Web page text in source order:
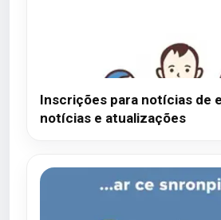
Inscrições para notícias de
notícias e atualizações